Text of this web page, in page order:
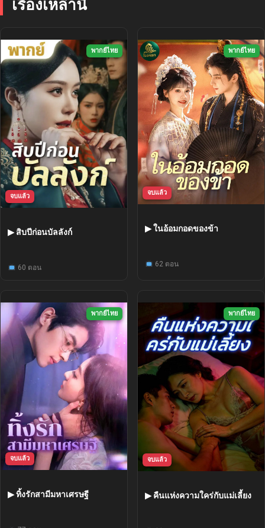
เรื่องเหล่านี้
พากย์ไทย
จบแล้ว
▶ สิบปีก่อนบัลลังก์
60 ตอน
พากย์ไทย
จบแล้ว
▶ ในอ้อมกอดของข้า
62 ตอน
พากย์ไทย
จบแล้ว
▶ ทิ้งรักสามีมหาเศรษฐี
พากย์ไทย
จบแล้ว
▶ คืนแห่งความใคร่กับแม่เลี้ยง